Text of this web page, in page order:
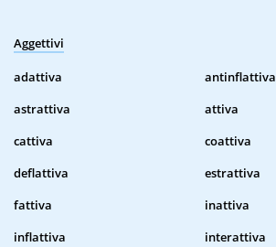
Aggettivi
adattiva
antinflattiva
astrattiva
attiva
cattiva
coattiva
deflattiva
estrattiva
fattiva
inattiva
inflattiva
interattiva